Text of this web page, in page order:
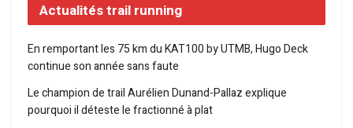
Actualités trail running
En remportant les 75 km du KAT100 by UTMB, Hugo Deck
continue son année sans faute
Le champion de trail Aurélien Dunand-Pallaz explique
pourquoi il déteste le fractionné à plat